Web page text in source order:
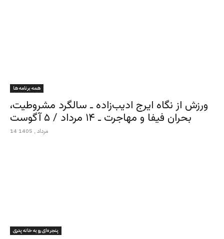
همه برنامه ها
ورزش از نگاه ایرج ادیب‌زاده ـ سالگرد مشروطیت،
بحران فیفا و مهاجرت ـ ۱۴ مرداد / ۵ آگوست
14 مرداد , 1405
پنجره‌ای رو به خانه پدری